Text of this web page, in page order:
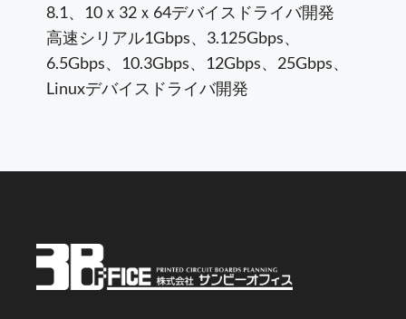
8.1、10ｘ32ｘ64デバイスドライバ開発
高速シリアル1Gbps、3.125Gbps、
6.5Gbps、10.3Gbps、12Gbps、25Gbps、
Linuxデバイスドライバ開発